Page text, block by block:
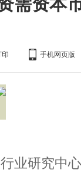
印 手机网页版
研究中心